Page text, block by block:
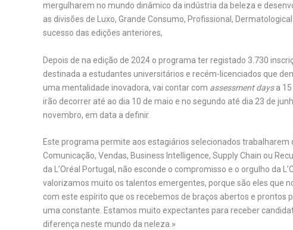
mergulharem no mundo dinâmico da indústria da beleza e
as divisões de Luxo, Grande Consumo, Profissional,
sucesso das edições anteriores,
Depois de na edição de 2024 o programa ter registado 3.730
destinada a estudantes universitários e recém-licenciados que
uma mentalidade inovadora, vai contar com assessment daysa 15
irão decorrer até ao dia 10 de maio e no segundo até dia 23 de
novembro, em data a definir.
Este programa permite aos estagiários selecionados
Comunicação, Vendas, Business Intelligence, Supply Chain ou
da L’Oréal Portugal, não esconde o compromisso e o orgulho da
valorizamos muito os talentos emergentes, porque são eles que
com este espírito que os recebemos de braços abertos e prontos
uma constante. Estamos muito expectantes para receber
diferença neste mundo da neleza.»